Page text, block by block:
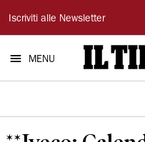
Il
Tirreno
Iscriviti alle Newsletter
MENU